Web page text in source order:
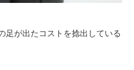
足が出たコストを捻出している